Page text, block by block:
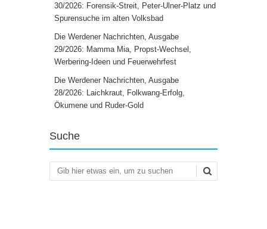
30/2026: Forensik-Streit, Peter-Ulner-Platz und
Spurensuche im alten Volksbad
Die Werdener Nachrichten, Ausgabe
29/2026: Mamma Mia, Propst-Wechsel,
Werbering-Ideen und Feuerwehrfest
Die Werdener Nachrichten, Ausgabe
28/2026: Laichkraut, Folkwang-Erfolg,
Ökumene und Ruder-Gold
Suche
Suchen